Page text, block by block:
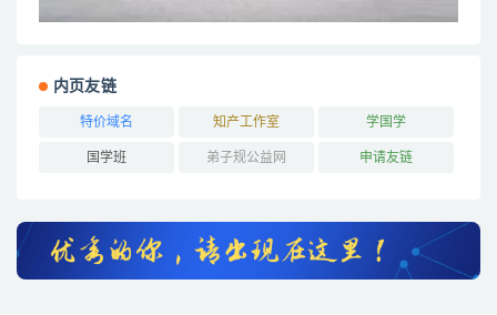
内页友链
特价域名 知产工作室 学国学
国学班 弟子规公益网 申请友链